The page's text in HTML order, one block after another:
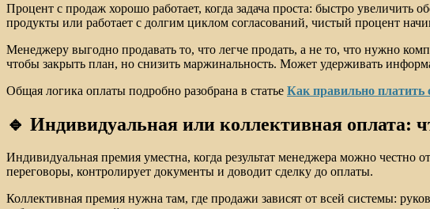
Процент с продаж хорошо работает, когда задача проста: быстро
продукты или работает с долгим циклом согласований, чистый процент
Менеджеру выгодно продавать то, что легче продать, а не то, что нужно
чтобы закрыть план, но снизить маржинальность. Может удерживать
Общая логика оплаты подробно разобрана в статье Как правильно платить
🔹 Индивидуальная или коллективная оплата:
Индивидуальная премия уместна, когда результат менеджера можно
переговоры, контролирует документы и доводит сделку до оплаты.
Коллективная премия нужна там, где продажи зависят от всей системы: